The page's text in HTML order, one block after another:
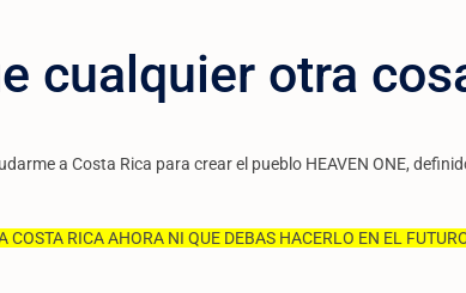
cualquier otra
a Costa Rica para crear el pueblo HEAVEN ONE,
RICA AHORA NI QUE DEBAS HACERLO EN EL